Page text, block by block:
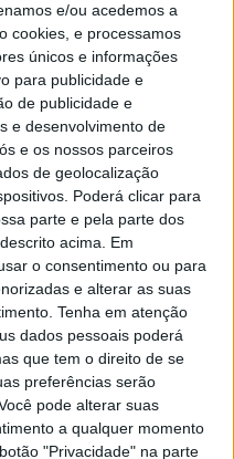
e/ou acedemos a
cookies, e processamos
únicos e informações
para publicidade e
de publicidade e
e desenvolvimento de
e os nossos parceiros
de geolocalização
Poderá clicar para
parte e pela parte dos
acima. Em
o consentimento ou para
e alterar as suas
Tenha em atenção
dados pessoais poderá
que tem o direito de se
preferências serão
pode alterar suas
a qualquer momento
"Privacidade" na parte
que avançou em 2021,
Territorial de Viseu
para a
(ADSI).
30% da população tem
é uma
na Estação Diária – 96.8